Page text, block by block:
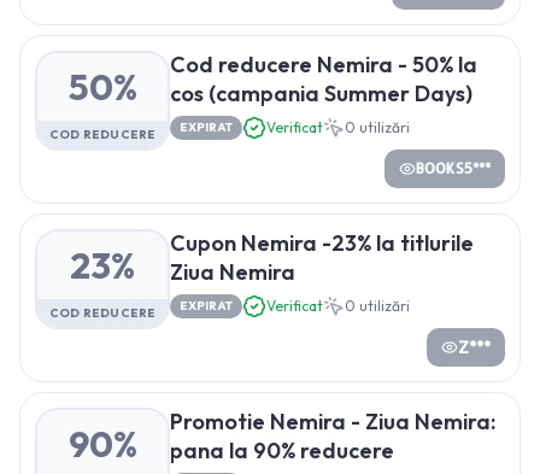
50%
COD REDUCERE
Cod reducere Nemira - 50% la
cos (campania Summer Days)
EXPIRAT Verificat 0 utilizări
BOOKS5***
23%
COD REDUCERE
Cupon Nemira -23% la titlurile
Ziua Nemira
EXPIRAT Verificat 0 utilizări
Z***
90%
Promotie Nemira - Ziua Nemira:
pana la 90% reducere